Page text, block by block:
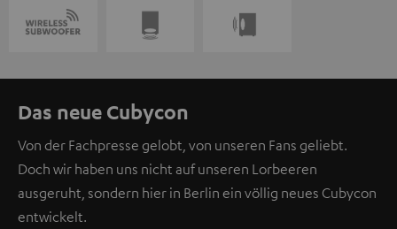
Das neue Cubycon
Von der Fachpresse gelobt, von unseren Fans geliebt.
Doch wir haben uns nicht auf unseren Lorbeeren
ausgeruht, sondern hier in Berlin ein völlig neues Cubycon
entwickelt.